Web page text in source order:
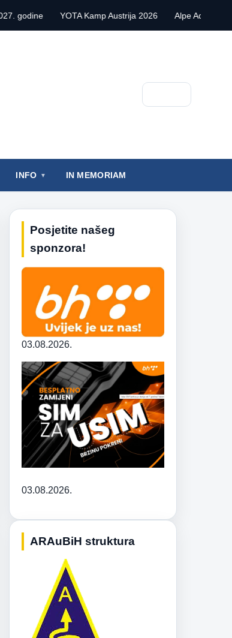
YOTA Kamp Austrija 2026 Alpe Adria Contest VHF
INFO IN MEMORIAM
Posjetite našeg
sponzora!
03.08.2026.
03.08.2026.
ARAuBiH struktura